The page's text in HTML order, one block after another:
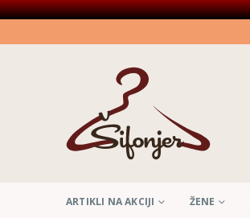
ARTIKLI NA AKCIJI ŽENE